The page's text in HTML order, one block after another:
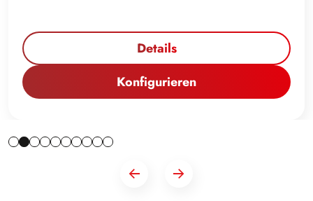
Details
Konfigurieren